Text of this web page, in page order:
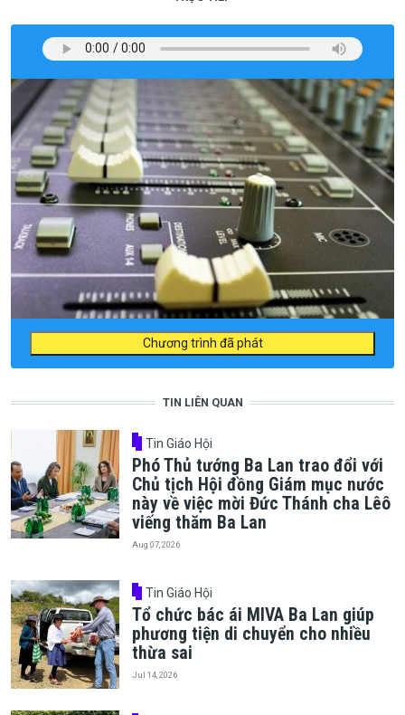
Chương trình đã phát
TIN LIÊN QUAN
Tin Giáo Hội
Phó Thủ tướng Ba Lan trao đổi với
Chủ tịch Hội đồng Giám mục nước
này về việc mời Đức Thánh cha Lêô
viếng thăm Ba Lan
Aug 07, 2026
Tin Giáo Hội
Tổ chức bác ái MIVA Ba Lan giúp
phương tiện di chuyển cho nhiều
thừa sai
Jul 14, 2026